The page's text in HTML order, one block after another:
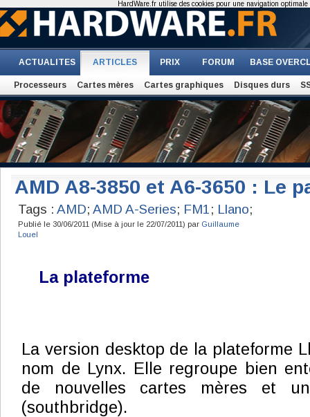
ACTUALITES ARTICLES PRIX FORUM BASE
Processeurs Cartes mères Cartes graphiques Disques durs
AMD A8-3850 et A6-3650 : Le
Tags : AMD; AMD A-Series; FM1; Llano;
Publié le 30/06/2011 (Mise à jour le 22/07/2011) par Guillaume
Louel
La plateforme
La version desktop de la plateforme
nom de Lynx. Elle regroupe bien
de nouvelles cartes mères et
(southbridge).
HardWare.fr utilise des cookies pour une navigation